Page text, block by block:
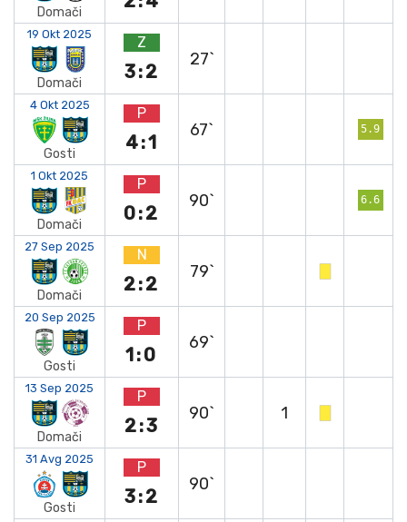
Domači
19 Okt 2025
Domači
Z
3:2
27`
4 Okt 2025
Gosti
P
4:1
67` 5.9
1 Okt 2025
Domači
P
0:2
90` 6.6
27 Sep 2025
Domači
N
2:2
79`
20 Sep 2025
Gosti
P
1:0
69`
13 Sep 2025
Domači
P
2:3
90` 1
31 Avg 2025
Gosti
P
3:2
90`